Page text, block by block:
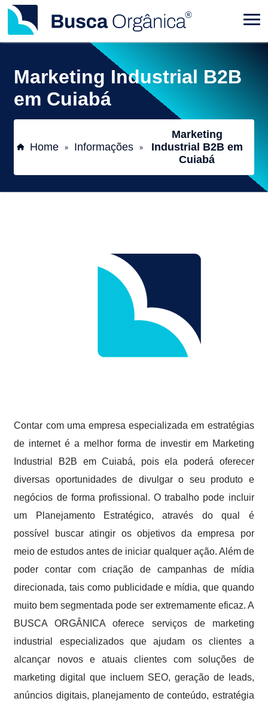
Marketing Industrial B2B
em Cuiabá
Home » Informações »
Marketing
Industrial B2B em
Cuiabá
Contar com uma empresa especializada em estratégias
de internet é a melhor forma de investir em Marketing
Industrial B2B em Cuiabá, pois ela poderá oferecer
diversas oportunidades de divulgar o seu produto e
negócios de forma profissional. O trabalho pode incluir
um Planejamento Estratégico, através do qual é
possível buscar atingir os objetivos da empresa por
meio de estudos antes de iniciar qualquer ação. Além de
poder contar com criação de campanhas de mídia
direcionada, tais como publicidade e mídia, que quando
muito bem segmentada pode ser extremamente eficaz. A
BUSCA ORGÂNICA oferece serviços de marketing
industrial especializados que ajudam os clientes a
alcançar novos e atuais clientes com soluções de
marketing digital que incluem SEO, geração de leads,
anúncios digitais, planejamento de conteúdo, estratégia